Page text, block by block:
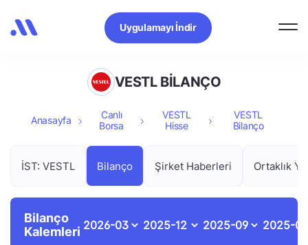
Uygulamayı İndir
VESTL BİLANÇO
Anasayfa
Canlı
Borsa
VESTL
Hisse
VESTL
Bilanço
İST: VESTL Bilanço Şirket Haberleri Ortaklık
Bilanço
Kalemleri